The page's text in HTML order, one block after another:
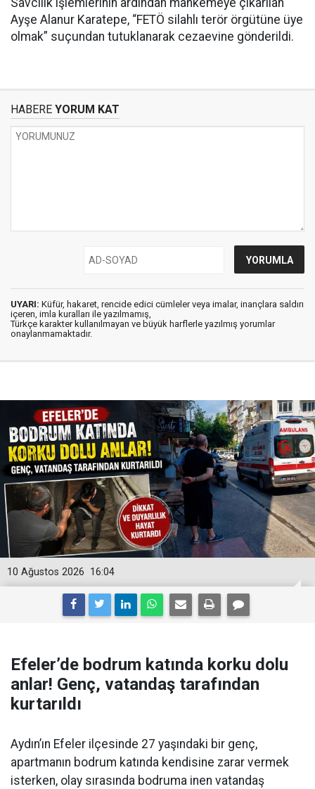
Savcılık işlemlerinin ardından mahkemeye çıkarılan
Ayşe Alanur Karatepe, “FETÖ silahlı terör örgütüne üye
olmak” suçundan tutuklanarak cezaevine gönderildi.
HABERE YORUM KAT
UYARI: Küfür, hakaret, rencide edici cümleler veya imalar, inançlara saldırı
içeren, imla kuralları ile yazılmamış,
Türkçe karakter kullanılmayan ve büyük harflerle yazılmış yorumlar
onaylanmamaktadır.
16:04
10 Ağustos 2026
Efeler’de bodrum katında korku dolu
anlar! Genç, vatandaş tarafından
kurtarıldı
Aydın’ın Efeler ilçesinde 27 yaşındaki bir genç,
apartmanın bodrum katında kendisine zarar vermek
isterken, olay sırasında bodruma inen vatandaş